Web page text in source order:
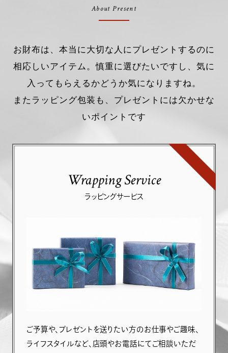
About Present
お財布は、本当に大切な人にプレゼントするのに
相応しいアイテム。慎重に選びたいですし、気に
入ってもらえるかどうか気になりますね。
またラッピング包装も、プレゼントには欠かせな
いポイントです
Wrapping Service
ラッピングサービス
ご予算や、プレゼントを送りたい方のお仕事やご趣味、
ライフスタイルなど、店頭やお電話にてご相談いただ